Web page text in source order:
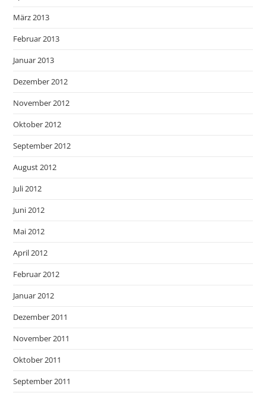
März 2013
Februar 2013
Januar 2013
Dezember 2012
November 2012
Oktober 2012
September 2012
August 2012
Juli 2012
Juni 2012
Mai 2012
April 2012
Februar 2012
Januar 2012
Dezember 2011
November 2011
Oktober 2011
September 2011